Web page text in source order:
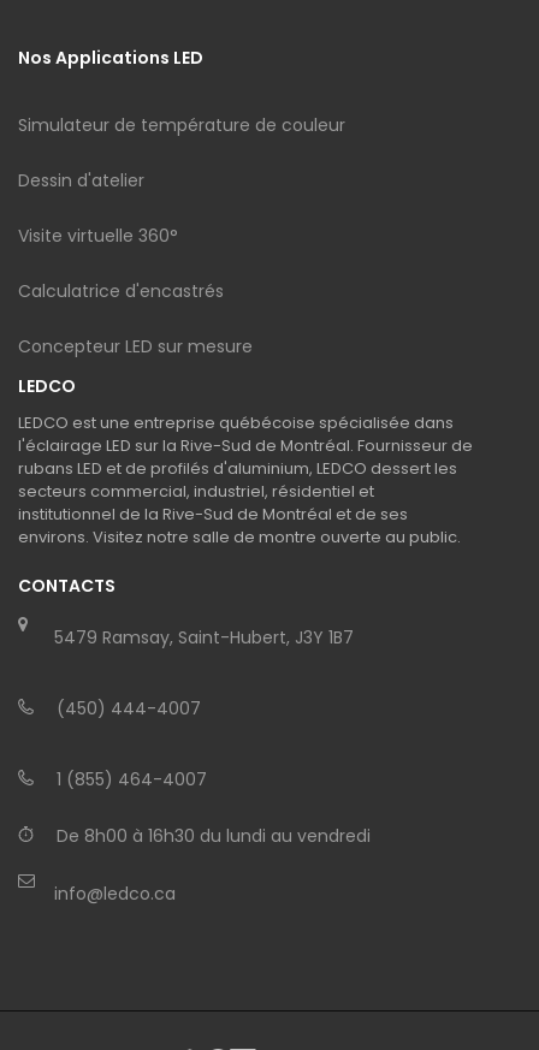
Nos Applications LED
Simulateur de température de couleur
Dessin d'atelier
Visite virtuelle 360°
Calculatrice d'encastrés
Concepteur LED sur mesure
LEDCO
LEDCO est une entreprise québécoise spécialisée dans
l'éclairage LED sur la Rive-Sud de Montréal. Fournisseur de
rubans LED et de profilés d'aluminium, LEDCO dessert les
secteurs commercial, industriel, résidentiel et
institutionnel de la Rive-Sud de Montréal et de ses
environs. Visitez notre salle de montre ouverte au public.
CONTACTS
5479 Ramsay, Saint-Hubert, J3Y 1B7
(450) 444-4007
1 (855) 464-4007
De 8h00 à 16h30 du lundi au vendredi
info@ledco.ca